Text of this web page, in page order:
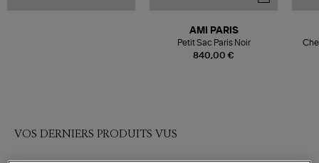
840,00 €
AMI PARIS
Petit Sac Paris Noir
VOS DERNIERS PRODUITS VUS